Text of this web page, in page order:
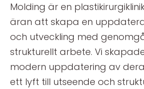
Molding är en
äran att skapa en
och utveckling med
strukturellt arbete. Vi
modern uppdatering av
ett lyft till utseende och